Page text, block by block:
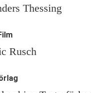
Thessing
Rusch